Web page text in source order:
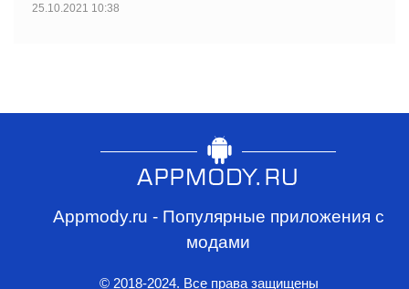
25.10.2021 10:38
Appmody.ru - Популярные приложения с
модами
© 2018-2024. Все права защищены